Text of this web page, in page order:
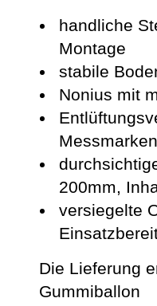
handliche
Montage
stabile
Nonius mit
Messmarken
200mm,
versiegelte
Die Lieferung
Gummiballon